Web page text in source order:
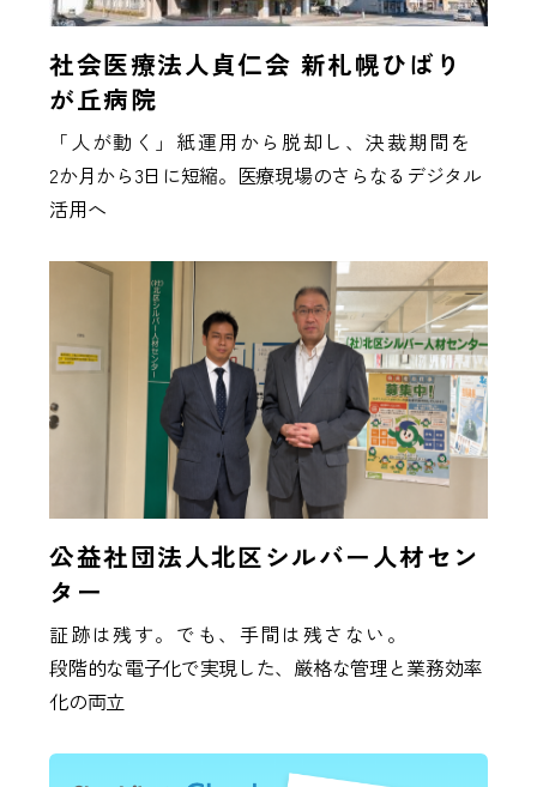
社会医療法人貞仁会 新札幌ひばり
が丘病院
「人が動く」紙運用から脱却し、決裁期間を
2か月から3日に短縮。医療現場のさらなるデジタル
活用へ
公益社団法人北区シルバー人材セン
ター
証跡は残す。でも、手間は残さない。
段階的な電子化で実現した、厳格な管理と業務効率
化の両立